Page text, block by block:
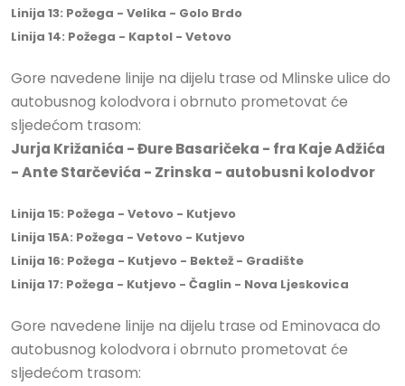
Linija 13: Požega - Velika - Golo Brdo
Linija 14: Požega - Kaptol - Vetovo
Gore navedene linije na dijelu trase od Mlinske ulice do
autobusnog kolodvora i obrnuto prometovat će
sljedećom trasom:
Jurja Križanića - Đure Basaričeka - fra Kaje Adžića
- Ante Starčevića - Zrinska - autobusni kolodvor
Linija 15: Požega - Vetovo - Kutjevo
Linija 15A: Požega - Vetovo - Kutjevo
Linija 16: Požega - Kutjevo - Bektež - Gradište
Linija 17: Požega - Kutjevo - Čaglin - Nova Ljeskovica
Gore navedene linije na dijelu trase od Eminovaca do
autobusnog kolodvora i obrnuto prometovat će
sljedećom trasom: